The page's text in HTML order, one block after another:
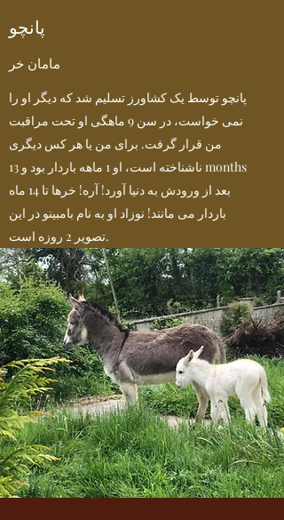
پانچو
مامان خر
پانچو توسط یک کشاورز تسلیم شد که دیگر او را
نمی خواست، در سن 9 ماهگی او تحت مراقبت
من قرار گرفت. برای من یا هر کس دیگری
ناشناخته است، او 1 ماهه باردار بود و 13 months
بعد از ورودش به دنیا آورد! آره! خرها تا 14 ماه
باردار می مانند! نوزاد او به نام بامبینو در این
تصویر 2 روزه است.